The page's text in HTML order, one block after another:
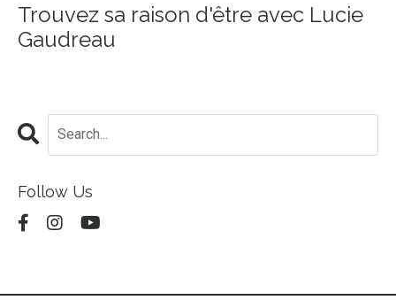
Trouvez sa raison d'être avec Lucie
Gaudreau
Follow Us